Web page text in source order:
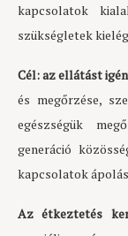
kapcsolatok
szükségletek
Cél: az ellátást
és megőrzése,
egészségük
generáció
kapcsolatok
Az étkeztetés